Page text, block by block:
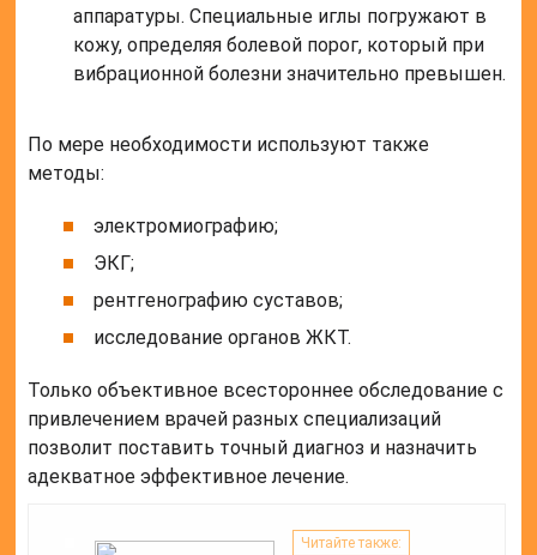
аппаратуры. Специальные иглы погружают в
кожу, определяя болевой порог, который при
вибрационной болезни значительно превышен.
По мере необходимости используют также
методы:
электромиографию;
ЭКГ;
рентгенографию суставов;
исследование органов ЖКТ.
Только объективное всестороннее обследование с
привлечением врачей разных специализаций
позволит поставить точный диагноз и назначить
адекватное эффективное лечение.
Читайте также: